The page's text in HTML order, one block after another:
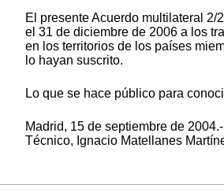
El presente Acuerdo multilateral 2/
el 31 de diciembre de 2006 a los
en los territorios de los países
lo hayan suscrito.
Lo que se hace público para
Madrid, 15 de septiembre de
Técnico, Ignacio Matellanes